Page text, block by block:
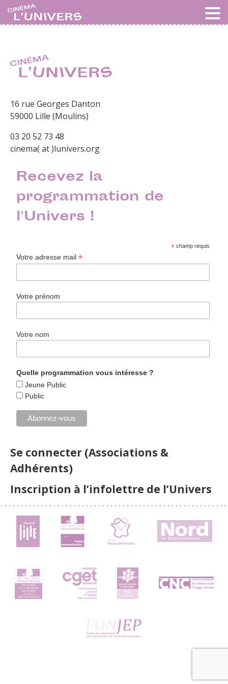
16 rue Georges Danton
59000 Lille (Moulins)
03 20 52 73 48
cinema( at )lunivers.org
Recevez la
programmation de
l'Univers !
* champ requis
Votre adresse mail*
Votre prénom
Votre nom
Quelle programmation vous intéresse ?
Jeune Public
Public
Se connecter (Associations &
Adhérents)
Inscription à l’infolettre de l’Univers